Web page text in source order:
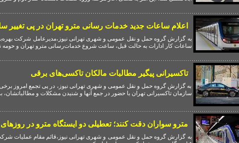
اعلام ساعات جدید خدمات رسانی مترو تهران در پی تغییر
به گزارش گروه حمل و نقل عمومی و شهری تهرانی نیوز،مدیرعامل شرکت
ساعات کار ادارات به حالت قبل، ساعت شروع خدمات‌رسانی مترو تهران و حومه نیز از روز شنبه (۱۷
تاکسیرانی پیگیر مطالبات مالکان تاکسی‌های برقی
به گزارش گروه حمل و نقل عمومی و شهری تهرانی نیوز، در پی تجمع امروز
سازمان تاکسیرانی تهران با حضور در جمع آنها و شنیدن مشکلات و مطالباتشان،
مترو سواران دقت کنند؛ تعطیلی دو ایستگاه مترو در
به گزارش گروه حمل و نقل عمومی و شهری تهرانی نیوز،قائم مقام عملیات